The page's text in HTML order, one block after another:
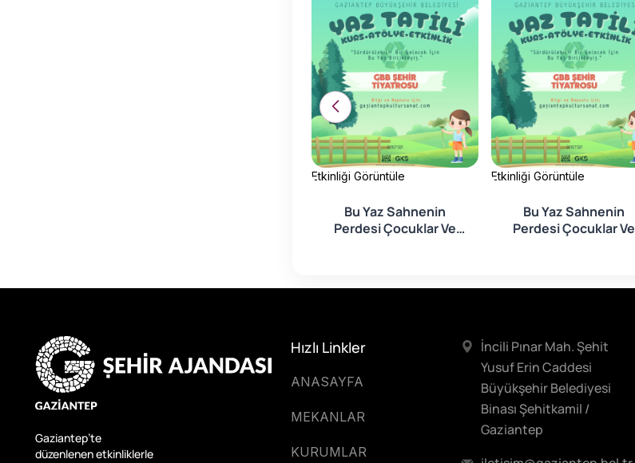
Etkinliği Görüntüle
Bu Yaz Sahnenin
Perdesi Çocuklar Ve
Etkinliği Görüntüle
Bu Yaz Sahnenin
Perdesi Çocuklar Ve
Gaziantep’te
düzenlenen etkinliklerle
Hızlı Linkler
ANASAYFA
MEKANLAR
KURUMLAR
İncili Pınar Mah. Şehit
Yusuf Erin Caddesi
Büyükşehir Belediyesi
Binası Şehitkamil /
Gaziantep